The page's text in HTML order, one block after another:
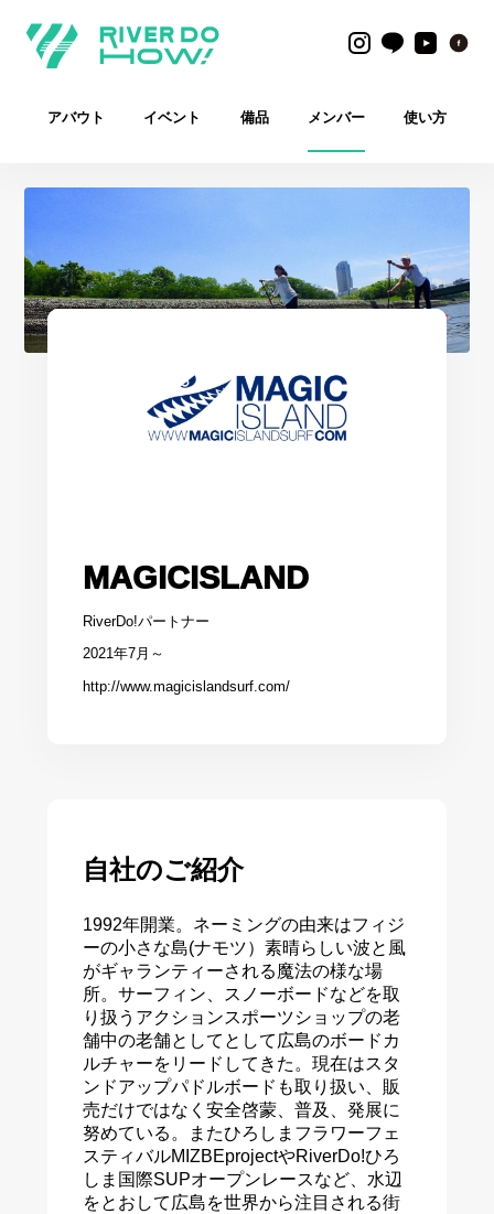
アバウト イベント 備品 メンバー 使い方
MAGICISLAND
RiverDo!パートナー
2021年7月～
http://www.magicislandsurf.com/
自社のご紹介
1992年開業。ネーミングの由来はフィジ
ーの小さな島(ナモツ）素晴らしい波と風
がギャランティーされる魔法の様な場
所。サーフィン、スノーボードなどを取
り扱うアクションスポーツショップの老
舗中の老舗としてとして広島のボードカ
ルチャーをリードしてきた。現在はスタ
ンドアップパドルボードも取り扱い、販
売だけではなく安全啓蒙、普及、発展に
努めている。またひろしまフラワーフェ
スティバルMIZBEprojectやRiverDo!ひろ
しま国際SUPオープンレースなど、水辺
をとおして広島を世界から注目される街